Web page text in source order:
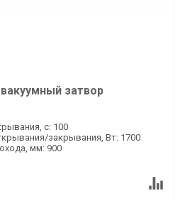
затвор
с: 100
закрывания, Вт: 1700
мм: 900